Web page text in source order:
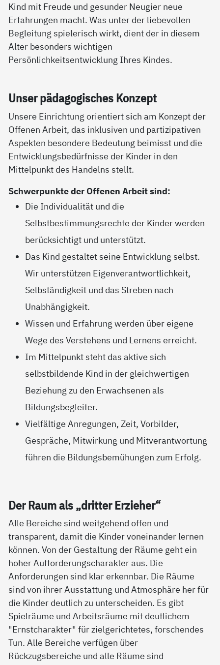
Kind mit Freude und gesunder Neugier neue
Erfahrungen macht. Was unter der liebevollen
Begleitung spielerisch wirkt, dient der in diesem
Alter besonders wichtigen
Persönlichkeitsentwicklung Ihres Kindes.
Un­ser päda­go­gi­sches Kon­zept
Unsere Einrichtung orientiert sich am Konzept der
Offenen Arbeit, das inklusiven und partizipativen
Aspekten besondere Bedeutung beimisst und die
Entwicklungsbedürfnisse der Kinder in den
Mittelpunkt des Handelns stellt.
Schwerpunkte der Offenen Arbeit sind:
Die Individualität und die
Selbstbestimmungsrechte der Kinder werden
berücksichtigt und unterstützt.
Das Kind gestaltet seine Entwicklung selbst.
Wir unterstützen Eigenverantwortlichkeit,
Selbständigkeit und das Streben nach
Unabhängigkeit.
Wissen und Erfahrung werden über eigene
Wege des Verstehens und Lernens erreicht.
Im Mittelpunkt steht das aktive sich
selbstbildende Kind in der gleichwertigen
Beziehung zu den Erwachsenen als
Bildungsbegleiter.
Vielfältige Anregungen, Zeit, Vorbilder,
Gespräche, Mitwirkung und Mitverantwortung
führen die Bildungsbemühungen zum Erfolg.
Der Raum als „drit­ter Er­zie­her“
Alle Bereiche sind weitgehend offen und
transparent, damit die Kinder voneinander lernen
können. Von der Gestaltung der Räume geht ein
hoher Aufforderungscharakter aus. Die
Anforderungen sind klar erkennbar. Die Räume
sind von ihrer Ausstattung und Atmosphäre her für
die Kinder deutlich zu unterscheiden. Es gibt
Spielräume und Arbeitsräume mit deutlichem
"Ernstcharakter" für zielgerichtetes, forschendes
Tun. Alle Bereiche verfügen über
Rückzugsbereiche und alle Räume sind